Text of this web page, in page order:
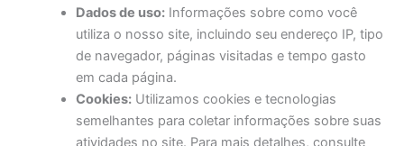
Dados de uso:Informações sobre como você
utiliza o nosso site, incluindo seu endereço IP, tipo
de navegador, páginas visitadas e tempo gasto
em cada página.
Cookies:Utilizamos cookies e tecnologias
semelhantes para coletar informações sobre suas
atividades no site. Para mais detalhes, consulte